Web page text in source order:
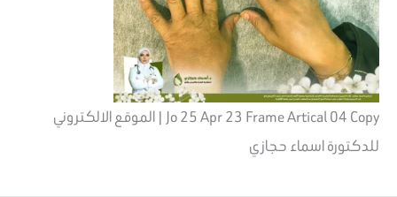
Jo 25 Apr 23 Frame Artical 04 Copy | الموقع الالكتروني
للدكتورة اسماء حجازي